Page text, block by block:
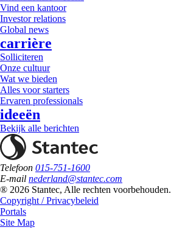
Vind een kantoor
Investor relations
Global news
carrière
Solliciteren
Onze cultuur
Wat we bieden
Alles voor starters
Ervaren professionals
ideeën
Bekijk alle berichten
Telefoon 015-751-1600
E-mail nederland@stantec.com
® 2026 Stantec, Alle rechten voorbehouden.
Copyright / Privacybeleid
Portals
Site Map